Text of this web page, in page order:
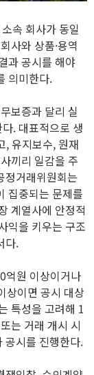
속 회사가 동일
사와 상품·용역
과 공시를 해야
의미한다.
보증과 달리 실
. 대표적으로 생
, 유지보수, 원재
끼리 일감을 주
정거래위원회는
집중되는 문제를
계열사에 안정적
익을 키우는 구조
다.
억원 이상이거나
상이면 공시 대상
특성을 고려해 1
는 거래 개시 시
공시를 진행한다.